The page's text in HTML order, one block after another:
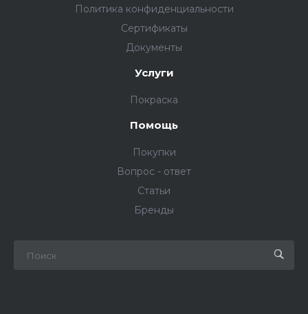
Политика конфиденциальности
Сертификаты
Документы
Услуги
Покраска
Помощь
Покупки
Вопрос - ответ
Статьи
Бренды